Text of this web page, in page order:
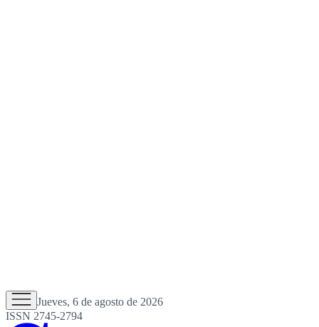
Jueves, 6 de agosto de 2026
ISSN 2745-2794